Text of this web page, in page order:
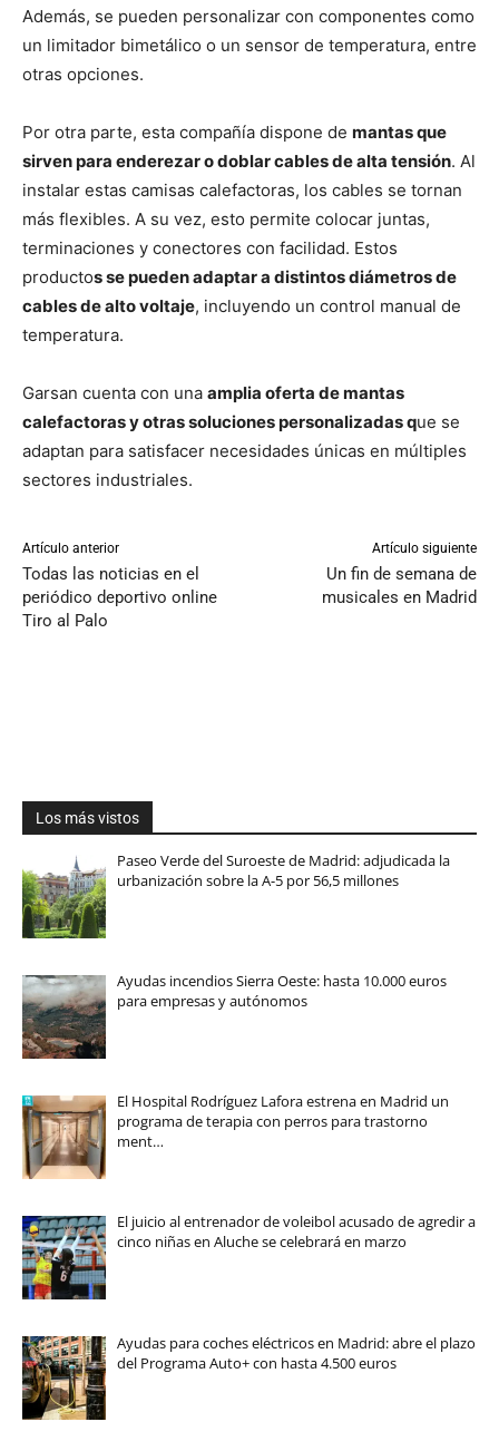
Además, se pueden personalizar con componentes como
un limitador bimetálico o un sensor de temperatura, entre
otras opciones.
Por otra parte, esta compañía dispone de mantas que
sirven para enderezar o doblar cables de alta tensión. Al
instalar estas camisas calefactoras, los cables se tornan
más flexibles. A su vez, esto permite colocar juntas,
terminaciones y conectores con facilidad. Estos
productos se pueden adaptar a distintos diámetros de
cables de alto voltaje, incluyendo un control manual de
temperatura.
Garsan cuenta con una amplia oferta de mantas
calefactoras y otras soluciones personalizadas que se
adaptan para satisfacer necesidades únicas en múltiples
sectores industriales.
Artículo anterior
Todas las noticias en el
periódico deportivo online
Tiro al Palo
Artículo siguiente
Un fin de semana de
musicales en Madrid
Los más vistos
Paseo Verde del Suroeste de Madrid: adjudicada la
urbanización sobre la A-5 por 56,5 millones
Ayudas incendios Sierra Oeste: hasta 10.000 euros
para empresas y autónomos
El Hospital Rodríguez Lafora estrena en Madrid un
programa de terapia con perros para trastorno
ment…
El juicio al entrenador de voleibol acusado de agredir a
cinco niñas en Aluche se celebrará en marzo
Ayudas para coches eléctricos en Madrid: abre el plazo
del Programa Auto+ con hasta 4.500 euros